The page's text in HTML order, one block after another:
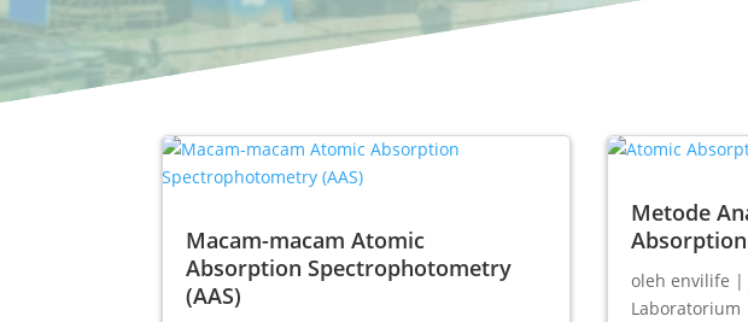
Macam-macam Atomic
Absorption Spectrophotometry
(AAS)
Metode
oleh envilife |
Laboratorium